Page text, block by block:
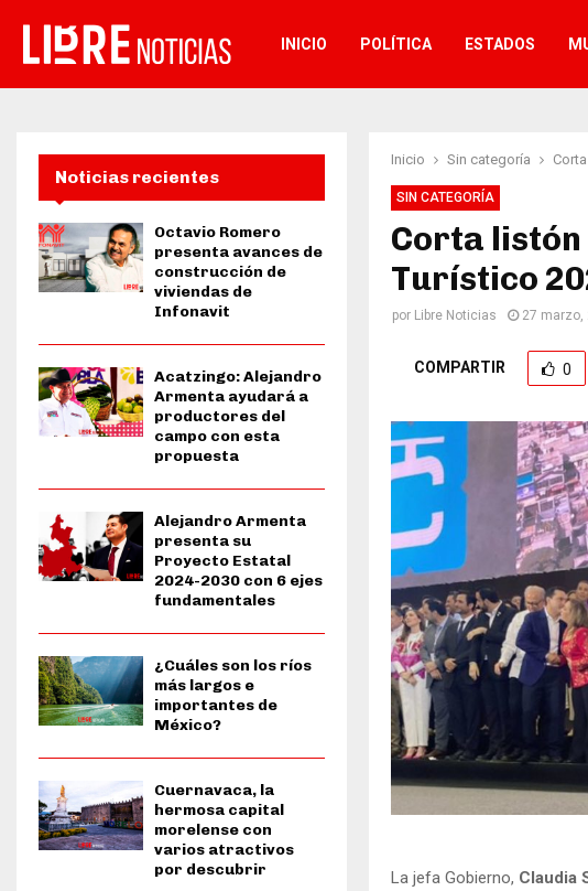
INICIO POLÍTICA ESTADOS
Inicio Sin categoría
SIN CATEGORÍA
Corta listón
Turístico
por Libre Noticias 27 marzo,
COMPARTIR 0
La jefa Gobierno, Claudia
Noticias recientes
Octavio Romero
presenta avances de
construcción de
viviendas de
Infonavit
Acatzingo: Alejandro
Armenta ayudará a
productores del
campo con esta
propuesta
Alejandro Armenta
presenta su
Proyecto Estatal
2024-2030 con 6 ejes
fundamentales
¿Cuáles son los ríos
más largos e
importantes de
México?
Cuernavaca, la
hermosa capital
morelense con
varios atractivos
por descubrir